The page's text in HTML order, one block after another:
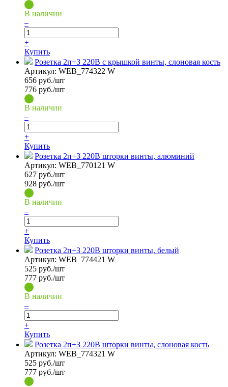
В наличии
–
+
Купить
Розетка 2п+З 220В с крышкой винты, слоновая кость
Артикул: WEB_774322 W
656 руб./шт
776 руб./шт
В наличии
–
+
Купить
Розетка 2п+З 220В шторки винты, алюминий
Артикул: WEB_770121 W
627 руб./шт
928 руб./шт
В наличии
–
+
Купить
Розетка 2п+З 220В шторки винты, белый
Артикул: WEB_774421 W
525 руб./шт
777 руб./шт
В наличии
–
+
Купить
Розетка 2п+З 220В шторки винты, слоновая кость
Артикул: WEB_774321 W
525 руб./шт
777 руб./шт